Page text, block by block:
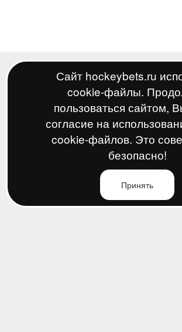
Сайт hockeybets.ru
cookie-файлы.
пользоваться сайтом,
согласие на
cookie-файлов. Это
безопасно!
Принять